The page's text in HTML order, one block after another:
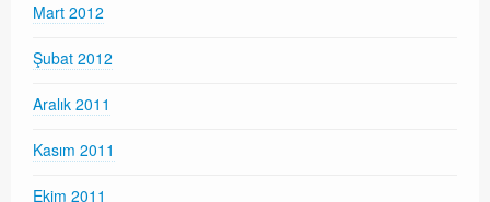
Mart 2012
Şubat 2012
Aralık 2011
Kasım 2011
Ekim 2011